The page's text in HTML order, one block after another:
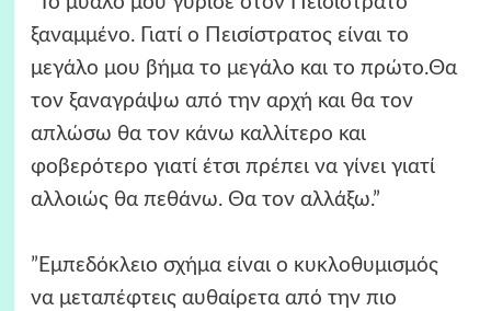
ξαναμμένο. Γιατί ο Πεισίστρατος είναι το
μεγάλο μου βήμα το μεγάλο και το πρώτο.Θα
τον ξαναγράψω από την αρχή και θα τον
απλώσω θα τον κάνω καλλίτερο και
φοβερότερο γιατί έτσι πρέπει να γίνει γιατί
αλλοιώς θα πεθάνω. Θα τον αλλάξω.”
”Εμπεδόκλειο σχήμα είναι ο κυκλοθυμισμός
να μεταπέφτεις αυθαίρετα από την πιο